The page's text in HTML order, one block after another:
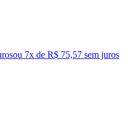
ou 7x de R$ 75,57 sem juros